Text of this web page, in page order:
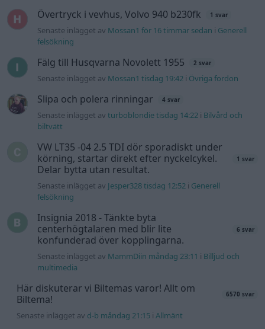
Övertryck i vevhus, Volvo 940 b230fk 1 svar
Senaste inlägget av Mossan1 för 16 timmar sedan i Generell
felsökning
Fälg till Husqvarna Novolett 1955 2 svar
Senaste inlägget av Mossan1 tisdag 19:42 i Övriga fordon
Slipa och polera rinningar 4 svar
Senaste inlägget avturboblondie tisdag 14:22 i Bilvård och
biltvätt
VW LT35 -04 2.5 TDI dör sporadiskt under
körning, startar direkt efter nyckelcykel.
Delar bytta utan resultat.
1 svar
Senaste inlägget av Jesper328 tisdag 12:52 i Generell
felsökning
Insignia 2018 - Tänkte byta
centerhögtalaren med blir lite
konfunderad över kopplingarna.
6 svar
Senaste inlägget av MammDiin måndag 23:11 i Billjud och
multimedia
Här diskuterar vi Biltemas varor! Allt om
Biltema!
6570 svar
Senaste inlägget av d-b måndag 21:15 i Allmänt